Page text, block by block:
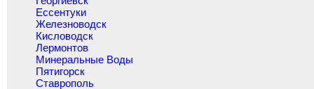
Ессентуки
Железноводск
Кисловодск
Лермонтов
Минеральные Воды
Пятигорск
Ставрополь